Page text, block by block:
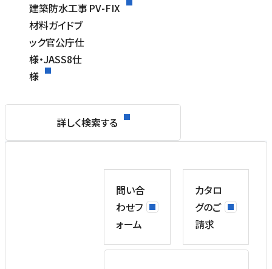
建築防水工事
材料ガイドブ
ック官公庁仕
様・JASS8仕
様
PV-FIX
詳しく検索する
問い合
わせフ
ォーム
カタロ
グのご
請求